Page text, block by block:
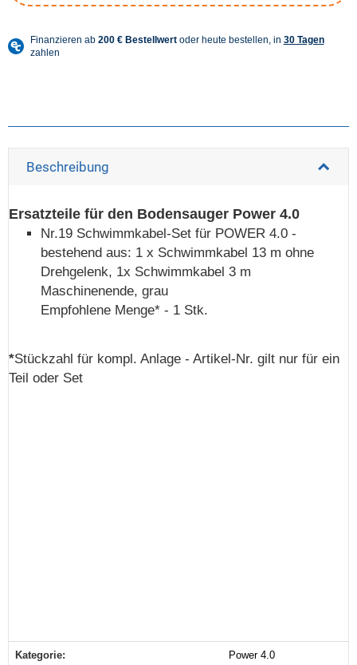
Beschreibung
Ersatzteile für den Bodensauger Power 4.0
Nr.19 Schwimmkabel-Set für POWER 4.0 -
bestehend aus: 1 x Schwimmkabel 13 m ohne
Drehgelenk, 1x Schwimmkabel 3 m
Maschinenende, grau
Empfohlene Menge* - 1 Stk.
*Stückzahl für kompl. Anlage - Artikel-Nr. gilt nur für ein
Teil oder Set
Produkteigenschaft
Wert
Kategorie: Power 4.0